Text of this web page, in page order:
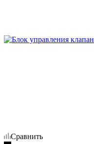
Сравнить